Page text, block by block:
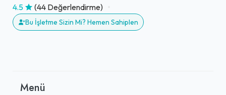
4.5 (44 Değerlendirme)
Bu İşletme Sizin Mi? Hemen Sahiplen
Menü